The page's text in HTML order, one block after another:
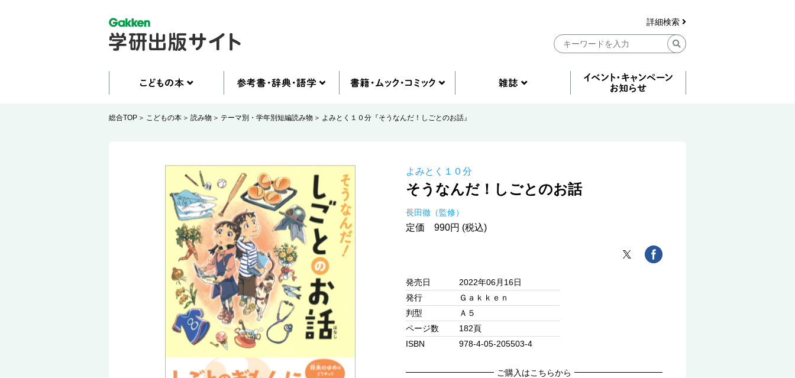
詳細検索
総合TOP こどもの本 読み物 テーマ別・学年別短編読み物 よみとく１０分『そうなんだ！しごとのお話』
よみとく１０分
そうなんだ！しごとのお話
長田徹（監修）
定価 990円 (税込)
発売日
2022年06月16日
発行
Ｇａｋｋｅｎ
判型
Ａ５
ページ数
182頁
ISBN
978-4-05-205503-4
ご購入はこちらから